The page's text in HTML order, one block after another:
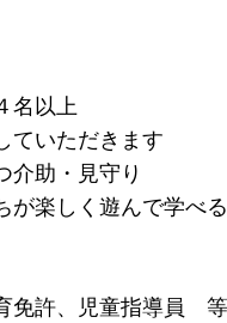
名以上
ていただきます
介助・見守り
楽しく遊んで学べ
免許、児童指導員 等